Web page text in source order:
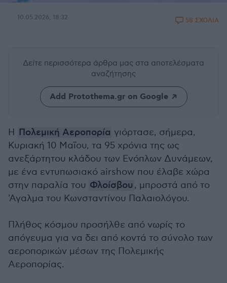
10.05.2026, 18:32 58 ΣΧΟΛΙΑ
Δείτε περισσότερα άρθρα μας στα αποτελέσματα
αναζήτησης
Add Protothema.gr on Google
Η Πολεμική Αεροπορία γιόρτασε, σήμερα,
Κυριακή 10 Μαΐου, τα 95 χρόνια της ως
ανεξάρτητου κλάδου των Ενόπλων Δυνάμεων,
με ένα εντυπωσιακό airshow που έλαβε χώρα
στην παραλία του Φλοίσβου , μπροστά από το
'Αγαλμα του Κωνσταντίνου Παλαιολόγου.
Πλήθος κόσμου προσήλθε από νωρίς το
απόγευμα για να δει από κοντά το σύνολο των
αεροπορικών μέσων της Πολεμικής
Αεροπορίας.